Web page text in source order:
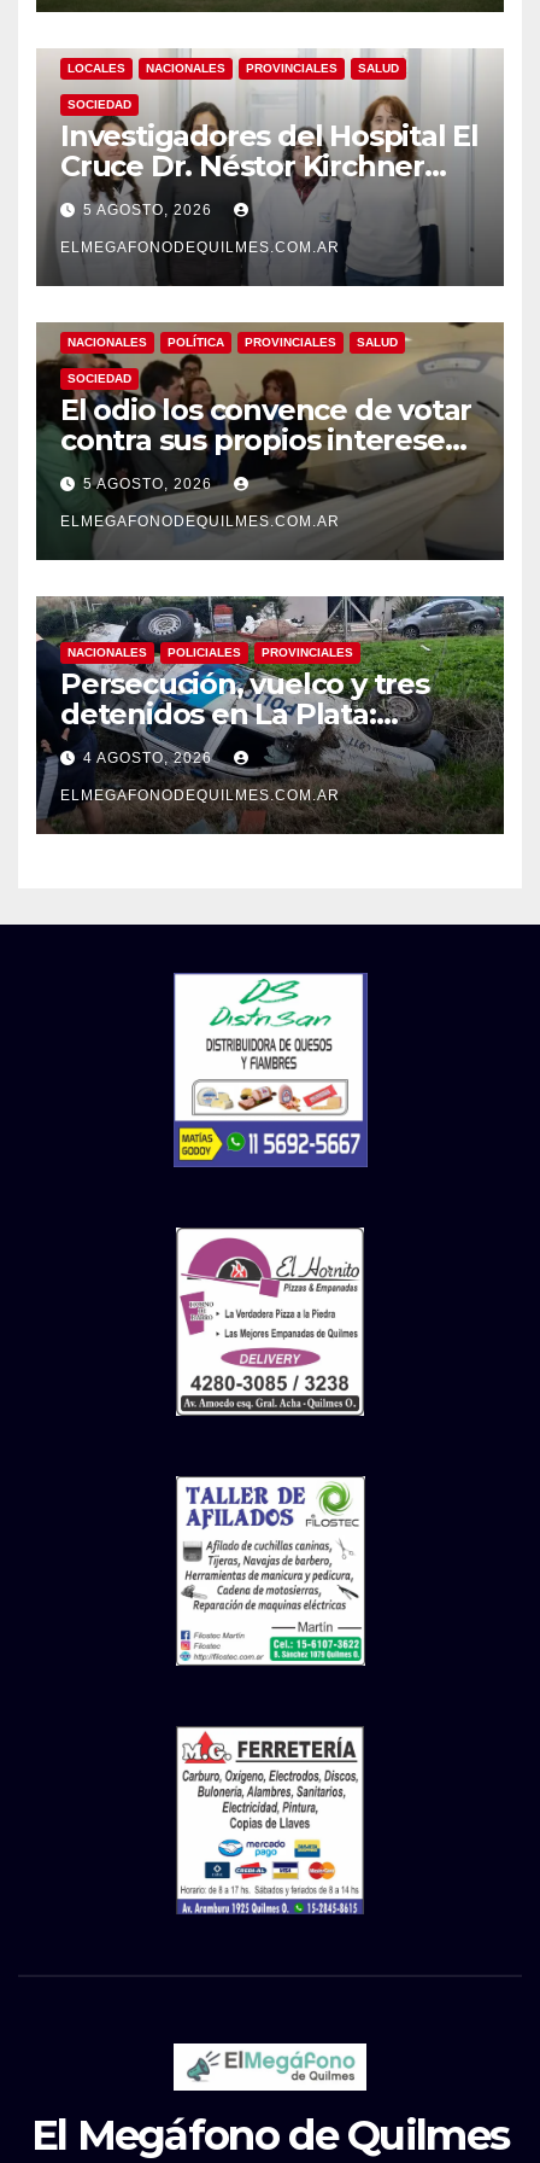
LOCALES NACIONALES PROVINCIALES SALUD
SOCIEDAD
Investigadores del Hospital El
Cruce Dr. Néstor Kirchner
desarrollan un estudio
pionero sobre el
envejecimiento cerebral y las
demencias
5 AGOSTO, 2026
ELMEGAFONODEQUILMES.COM.AR
NACIONALES POLÍTICA PROVINCIALES SALUD
SOCIEDAD
El odio los convence de votar
contra sus propios intereses.
Una Sociedad atrapada en la
grieta
5 AGOSTO, 2026
ELMEGAFONODEQUILMES.COM.AR
NACIONALES POLICIALES PROVINCIALES
Persecución, vuelco y tres
detenidos en La Plata:
recuperaron motos robadas
tras un operativo policial
4 AGOSTO, 2026
ELMEGAFONODEQUILMES.COM.AR
El Megáfono de Quilmes